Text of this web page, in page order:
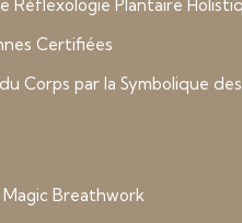
Réflexologie Plantaire
Certifiées
Corps par la Symbolique des
Breathwork